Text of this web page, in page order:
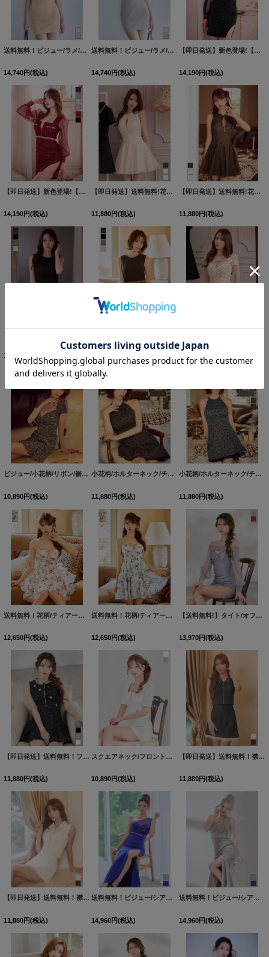
送料無料！ビジュー/ラメ/シアー/フリル/オフショル/キャミソール/谷間見せ/タイト/ストレッチ/ミニドレス/キャバドレス【XS-Mサイズ/2カラー】[OF03]【YN】dzwvCAS【予約商品/8月下旬発送予定】
14,740円(税込)
送料無料！ビジュー/ラメ/シアー/フリル/オフショル/キャミソール/谷間見せ/タイト/ストレッチ/ミニドレス/キャバドレス【XS-Mサイズ/2カラー】[OF03]【YN】dzwvCAS【予約商品/8月下旬発送予定】
14,740円(税込)
【即日発送】新色登場!【送料無料】スクエアネック/フロントジップ/チュール袖/シアー/刺繍/レース/タイト/スリット/ミニドレス/キャバドレス【XS-XLサイズ/6カラー】[OF03-X]【YN】dzj
14,190円(税込)
【即日発送】新色登場!【送料無料】スクエアネック/フロントジップ/チュール袖/シアー/刺繍/レース/タイト/スリット/ミニドレス/キャバドレス【XS-XLサイズ/6カラー】[OF03-X]【YN】dzj
14,190円(税込)
【即日発送】送料無料!花柄/フロントジップ/チュールスカート/ミニドレス/キャバドレス【XS-Lサイズ/3カラー】[OF03]【YN】dzquBF
11,880円(税込)
【即日発送】送料無料!花柄/フロントジップ/チュールスカート/ミニドレス/キャバドレス【XS-Lサイズ/3カラー】[OF03]【YN】dzquBF
11,880円(税込)
11,880
ビジュー/小花柄/リボン/裾フリル/パフスリーブ/マーメイド/谷間見せ/ミニドレス/キャバドレス【XS-Lサイズ/2カラー】[OF03]【YN】dzwoBF
10,890円(税込)
小花柄/ホルターネック/チュール/背中見せ/フレアスカート/ミニドレス/キャバドレス【XS-Mサイズ/2カラー】[OF01]【SB】dzjgBF
11,880円(税込)
小花柄/ホルターネック/チュール/背中見せ/フレアスカート/ミニドレス/キャバドレス【XS-Mサイズ/2カラー】[OF01]【SB】dzjgBF
11,880円(税込)
送料無料！花柄/ティアード/フリル/キャミソール/シフォン/ミニドレス/キャバドレス【XS-Mサイズ/2カラー】[OF01]【SB】dzjvBF【予約商品/8月下旬発送予定】
12,650円(税込)
送料無料！花柄/ティアード/フリル/キャミソール/シフォン/ミニドレス/キャバドレス【XS-Mサイズ/2カラー】[OF01]【SB】dzjvBF【予約商品/8月下旬発送予定】
12,650円(税込)
【送料無料!】タイト/オフショル/花柄/刺繍/レース/キャミ/パール/チュール袖/谷間見せ/スリット/ミニドレス/キャバドレス【XS-XLサイズ/2カラー】[OF03] 【YN】
13,970円(税込)
【即日発送】送料無料！フロントジップ/ノースリーブ/フラワースパンコール/ビジュー/ツイード/プリーツ/Aライン/ミニドレス/キャバドレス【XS-XLサイズ/4カラー】[OF01] 【SB】dzwvBF
11,880円(税込)
スクエアネック/フロントジップ/Aライン/ワッフル/パフスリーブ/ミニドレス/キャバドレス【XS-XLサイズ/2カラー】[OF01] 【SB】dzcu
10,890円(税込)
【即日発送】送料無料！襟付き/フロントジップ/ビジュー/レース/セットアップ/2ピース/ノースリーブ/Aライン/ミニドレス/キャバドレス【XS-Lサイズ/2カラー】[OF01]【SB】dzjvSK
11,880円(税込)
【即日発送】送料無料！襟付き/フロントジップ/ビジュー/レース/セットアップ/2ピース/ノースリーブ/Aライン/ミニドレス/キャバドレス【XS-Lサイズ/2カラー】[OF01]【SB】dzjvSK
11,880円(税込)
送料無料！ビジュー/シアー/ワンショル/無地/ストレッチ/タイト/スリット/ロングドレス/キャバドレス【S-Lサイズ/2カラー】[OF03]【YN】dzwvCA
14,960円(税込)
送料無料！ビジュー/シアー/ワンショル/無地/ストレッチ/タイト/スリット/ロングドレス/キャバドレス【S-Lサイズ/2カラー】[OF03]【YN】dzwvCA
14,960円(税込)